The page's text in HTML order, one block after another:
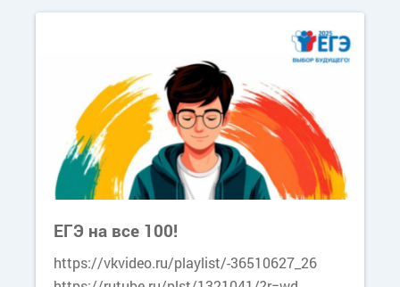
ЕГЭ на все 100!
https://vkvideo.ru/playlist/-36510627_26